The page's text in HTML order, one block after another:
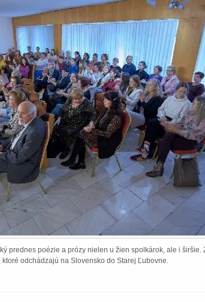
prednes poézie a prózy nielen u žien spolkárok, ale i
odchádzajú na Slovensko do Starej Ľubovne.